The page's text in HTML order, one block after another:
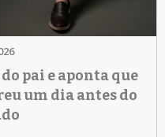
pai e aponta que
um dia antes do